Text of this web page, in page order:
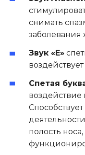
снимать
заболевания
Звук «Е»
Спетая
воздействие
полость